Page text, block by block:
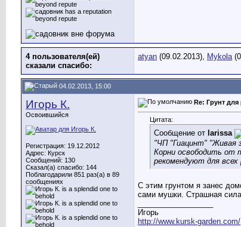
4 пользователя(ей)
сказали cпасибо:
atyan (09.02.2013), Mykola
04.02.2013, 15:00
Игорь К.
Освоившийся
Регистрация: 19.12.2012
Адрес: Курск
Сообщений: 130
Сказал(а) спасибо: 144
Поблагодарили 851 раз(а) в 89
сообщениях
Re: Грунт
Цитата:
Сообщение от larissa
"ЧП "Гиацинт" "Живая
Корни освободить от
рекомендуют для всех
С этим грунтом я занес
сами мушки. Страшная
Игорь
http://www.kursk-garden.com/